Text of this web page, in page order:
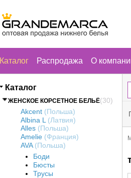
Каталог Распродажа О
Каталог
ЖЕНСКОЕ КОРСЕТНОЕ БЕЛЬЁ(30)
Akcent (Польша)
Albina L (Латвия)
Alles (Польша)
Amelie (Франция)
AVA (Польша)
Боди
Бюсты
Трусы